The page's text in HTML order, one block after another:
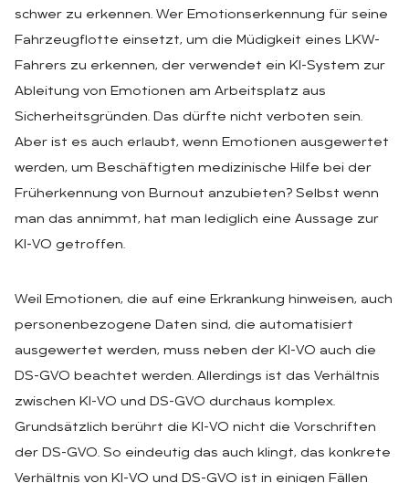
schwer zu erkennen. Wer Emotionserkennung für seine
Fahrzeugflotte einsetzt, um die Müdigkeit eines LKW-
Fahrers zu erkennen, der verwendet ein KI-System zur
Ableitung von Emotionen am Arbeitsplatz aus
Sicherheitsgründen. Das dürfte nicht verboten sein.
Aber ist es auch erlaubt, wenn Emotionen ausgewertet
werden, um Beschäftigten medizinische Hilfe bei der
Früherkennung von Burnout anzubieten? Selbst wenn
man das annimmt, hat man lediglich eine Aussage zur
KI-VO getroffen.
Weil Emotionen, die auf eine Erkrankung hinweisen, auch
personenbezogene Daten sind, die automatisiert
ausgewertet werden, muss neben der KI-VO auch die
DS-GVO beachtet werden. Allerdings ist das Verhältnis
zwischen KI-VO und DS-GVO durchaus komplex.
Grundsätzlich berührt die KI-VO nicht die Vorschriften
der DS-GVO. So eindeutig das auch klingt, das konkrete
Verhältnis von KI-VO und DS-GVO ist in einigen Fällen